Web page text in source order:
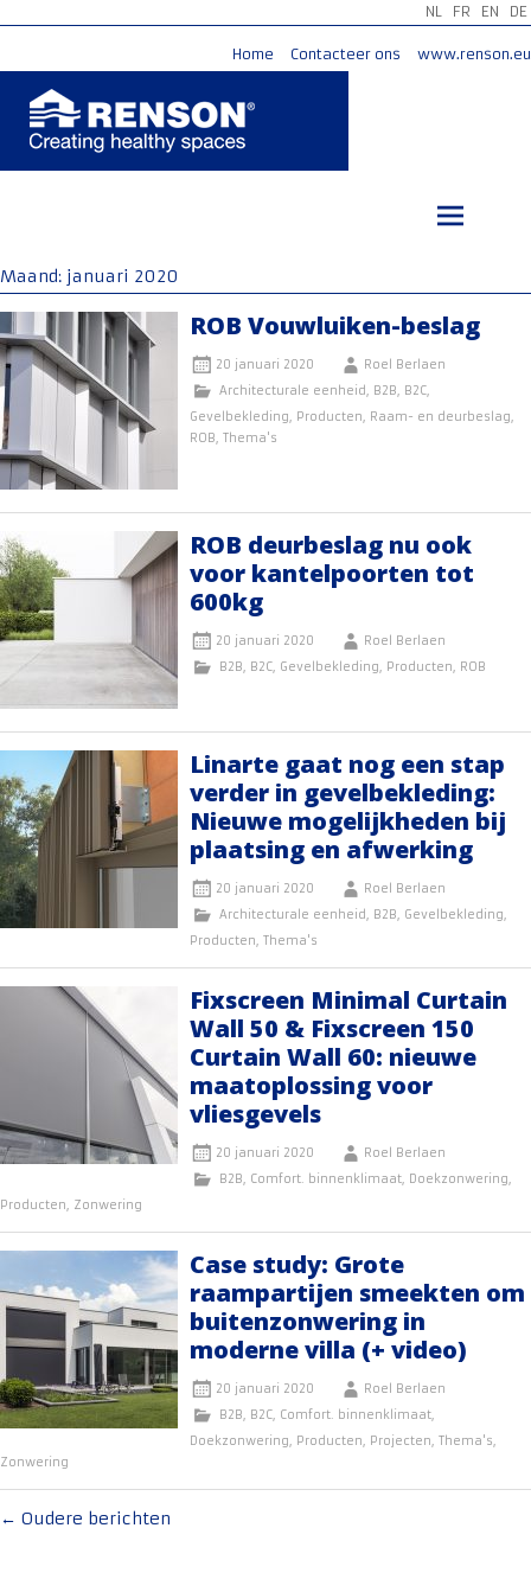
NL FR EN DE
Home Contacteer ons www.renson.eu
Maand: januari 2020
ROB Vouwluiken-beslag
20 januari 2020
Roel Berlaen
Architecturale eenheid, B2B, B2C,
Gevelbekleding, Producten, Raam- en deurbeslag,
ROB, Thema's
ROB deurbeslag nu ook
voor kantelpoorten tot
600kg
20 januari 2020
Roel Berlaen
B2B, B2C, Gevelbekleding, Producten, ROB
Linarte gaat nog een stap
verder in gevelbekleding:
Nieuwe mogelijkheden bij
plaatsing en afwerking
20 januari 2020
Roel Berlaen
Architecturale eenheid, B2B, Gevelbekleding,
Producten, Thema's
Fixscreen Minimal Curtain
Wall 50 & Fixscreen 150
Curtain Wall 60: nieuwe
maatoplossing voor
vliesgevels
20 januari 2020
Roel Berlaen
B2B, Comfort. binnenklimaat, Doekzonwering,
Producten, Zonwering
Case study: Grote
raampartijen smeekten om
buitenzonwering in
moderne villa (+ video)
20 januari 2020
Roel Berlaen
B2B, B2C, Comfort. binnenklimaat,
Doekzonwering, Producten, Projecten, Thema's,
Zonwering
Berichten
← Oudere berichten